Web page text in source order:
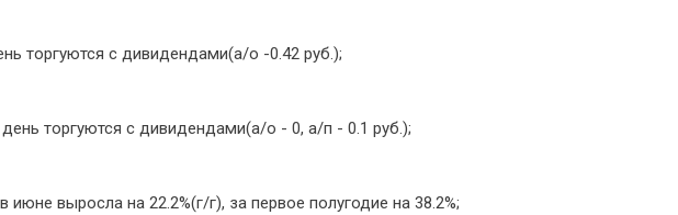
торгуются с дивидендами(а/о -0.42 руб.);
торгуются с дивидендами(а/о - 0, а/п - 0.1 руб.);
выросла на 22.2%(г/г), за первое полугодие на 38.2%;